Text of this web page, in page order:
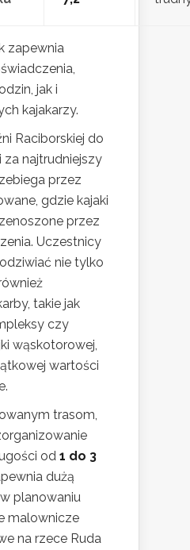
zapewnia
jak i
kajakarzy.
Raciborskiej do
za najtrudniejszy
przez
gdzie kajaki
przez
Uczestnicy
nie tylko
takie jak
czy
wąskotorowej,
wartości
trasom,
od 1 do 3
dużą
planowaniu
malownicze
na rzece Ruda